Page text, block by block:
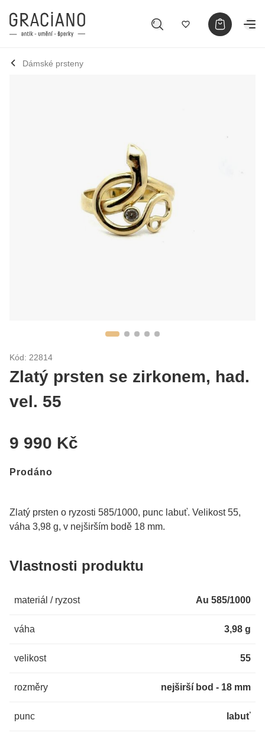
Dámské prsteny
Kód: 22814
Zlatý prsten se zirkonem, had.
vel. 55
9 990 Kč
Prodáno
Zlatý prsten o ryzosti 585/1000, punc labuť. Velikost 55,
váha 3,98 g, v nejširším bodě 18 mm.
Vlastnosti produktu
materiál / ryzost Au 585/1000
váha 3,98 g
velikost 55
rozměry nejširší bod - 18 mm
punc labuť